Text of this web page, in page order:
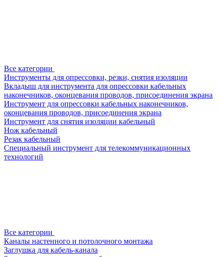
Все категории
Инструменты для опрессовки, резки, снятия изоляции
Вкладыш для инструмента для опрессовки кабельных
наконечников, оконцевания проводов, присоединения экрана
Инструмент для опрессовки кабельных наконечников,
оконцевания проводов, присоединения экрана
Инструмент для снятия изоляции кабельный
Нож кабельный
Резак кабельный
Специальный инструмент для телекоммуникационных
технологий
Все категории
Каналы настенного и потолочного монтажа
Заглушка для кабель-канала